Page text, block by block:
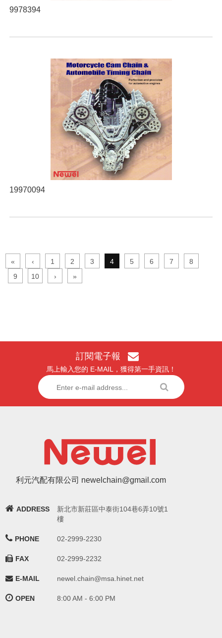
9978394
19970094
« ‹ 1 2 3 4 5 6 7
8
9
10 › »
訂閱電子報
馬上輸入您的 E-MAIL，獲得第一手資訊！
利元汽配有限公司 newelchain@gmail.com
ADDRESS
新北市新莊區中泰街104巷6弄10號1
樓
PHONE 02-2999-2230
FAX 02-2999-2232
E-MAIL newel.chain@msa.hinet.net
OPEN 8:00 AM - 6:00 PM